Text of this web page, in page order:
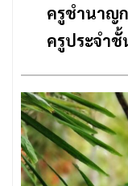
ครูชำนาญ
ครูประจำ